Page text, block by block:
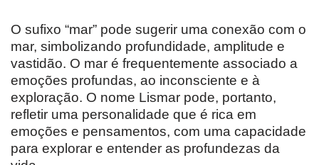
O sufixo “mar” pode sugerir uma conexão com o
mar, simbolizando profundidade, amplitude e
vastidão. O mar é frequentemente associado a
emoções profundas, ao inconsciente e à
exploração. O nome Lismar pode, portanto,
refletir uma personalidade que é rica em
emoções e pensamentos, com uma capacidade
para explorar e entender as profundezas da